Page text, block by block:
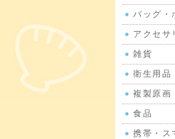
バッグ・
アクセサ
雑貨
衛生用品
複製原画
食品
携帯・ス